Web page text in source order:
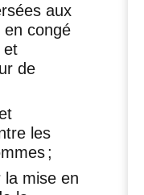
aux
en congé
et
de
les
;
la mise en